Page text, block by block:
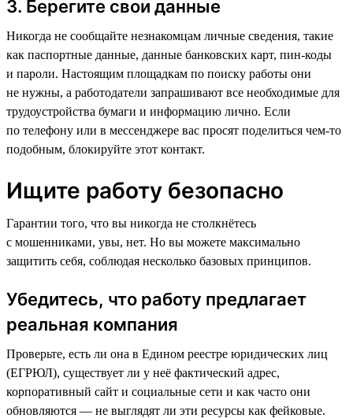
3. Берегите свои данные
Никогда не сообщайте незнакомцам личные сведения, такие
как паспортные данные, данные банковских карт, пин-коды
и пароли. Настоящим площадкам по поиску работы они
не нужны, а работодатели запрашивают все необходимые для
трудоустройства бумаги и информацию лично. Если
по телефону или в мессенджере вас просят поделиться чем-то
подобным, блокируйте этот контакт.
Ищите работу безопасно
Гарантии того, что вы никогда не столкнётесь
с мошенниками, увы, нет. Но вы можете максимально
защитить себя, соблюдая несколько базовых принципов.
Убедитесь, что работу предлагает
реальная компания
Проверьте, есть ли она в Едином реестре юридических лиц
(ЕГРЮЛ), существует ли у неё фактический адрес,
корпоративный сайт и социальные сети и как часто они
обновляются — не выглядят ли эти ресурсы как фейковые.